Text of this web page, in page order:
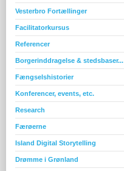
Vesterbro Fortællinger
Facilitatorkursus
Referencer
Borgerinddragelse & stedsbaser...
Fængselshistorier
Konferencer, events, etc.
Research
Færøerne
Island Digital Storytelling
Drømme i Grønland